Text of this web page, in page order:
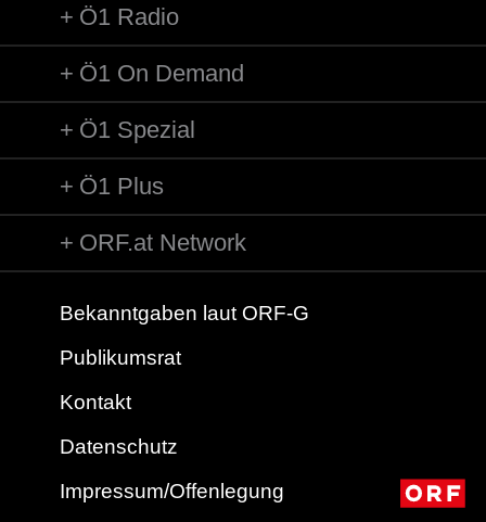
Ö1 Radio
Ö1 On Demand
Ö1 Spezial
Ö1 Plus
ORF.at Network
Bekanntgaben laut ORF-G
Publikumsrat
Kontakt
Datenschutz
Impressum/Offenlegung